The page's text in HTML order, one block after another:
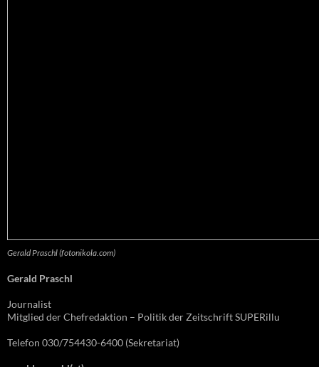
Gerald Praschl (fotonikola.com)
Gerald Praschl
Journalist
Mitglied der Chefredaktion – Politik der Zeitschrift SUPERillu
Telefon 030/754430-6400 (Sekretariat)